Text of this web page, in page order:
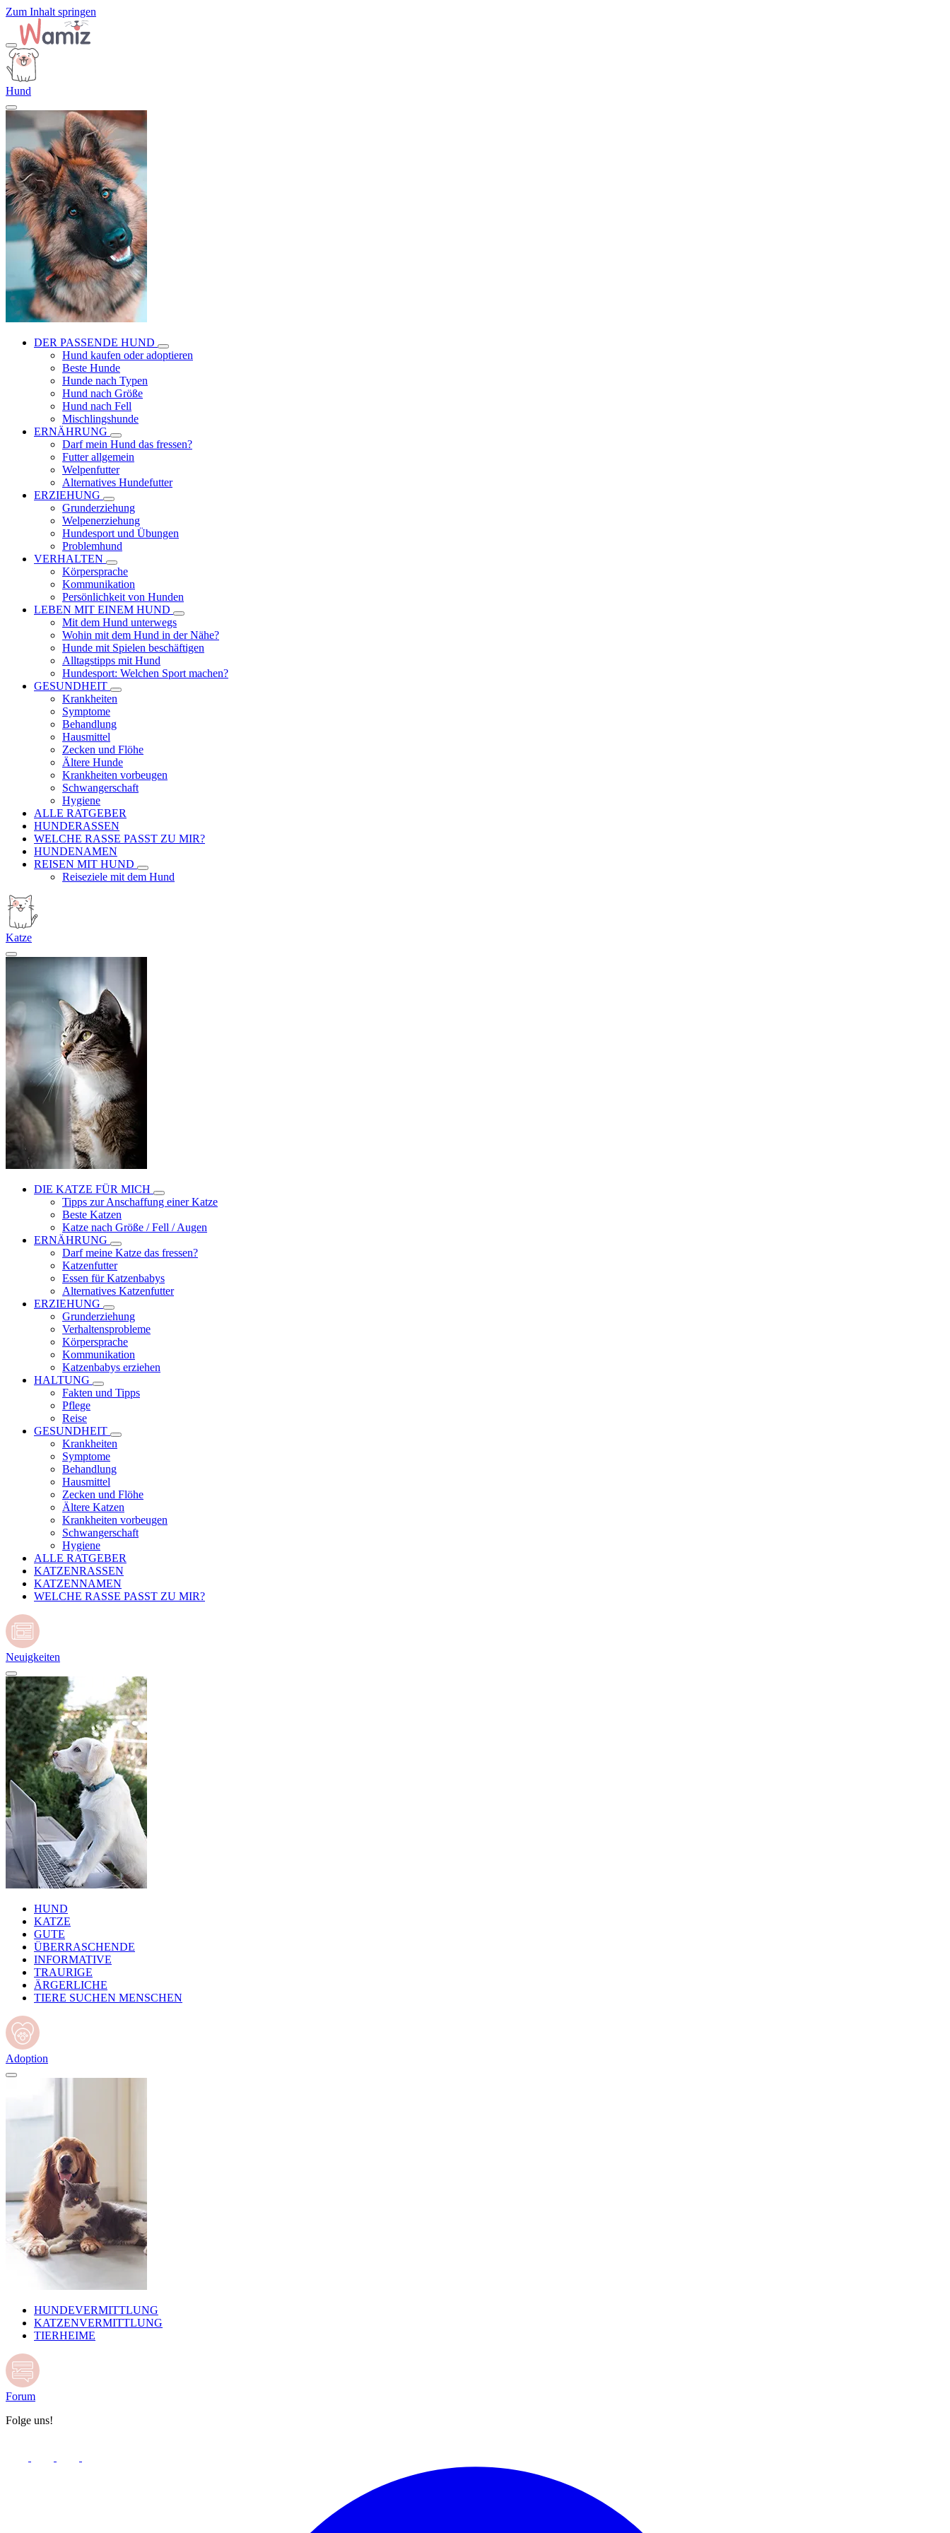
Zum Inhalt springen
Hund
DER PASSENDE HUND
Hund kaufen oder adoptieren
Beste Hunde
Hunde nach Typen
Hund nach Größe
Hund nach Fell
Mischlingshunde
ERNÄHRUNG
Darf mein Hund das fressen?
Futter allgemein
Welpenfutter
Alternatives Hundefutter
ERZIEHUNG
Grunderziehung
Welpenerziehung
Hundesport und Übungen
Problemhund
VERHALTEN
Körpersprache
Kommunikation
Persönlichkeit von Hunden
LEBEN MIT EINEM HUND
Mit dem Hund unterwegs
Wohin mit dem Hund in der Nähe?
Hunde mit Spielen beschäftigen
Alltagstipps mit Hund
Hundesport: Welchen Sport machen?
GESUNDHEIT
Krankheiten
Symptome
Behandlung
Hausmittel
Zecken und Flöhe
Ältere Hunde
Krankheiten vorbeugen
Schwangerschaft
Hygiene
ALLE RATGEBER
HUNDERASSEN
WELCHE RASSE PASST ZU MIR?
HUNDENAMEN
REISEN MIT HUND
Reiseziele mit dem Hund
Katze
DIE KATZE FÜR MICH
Tipps zur Anschaffung einer Katze
Beste Katzen
Katze nach Größe / Fell / Augen
ERNÄHRUNG
Darf meine Katze das fressen?
Katzenfutter
Essen für Katzenbabys
Alternatives Katzenfutter
ERZIEHUNG
Grunderziehung
Verhaltensprobleme
Körpersprache
Kommunikation
Katzenbabys erziehen
HALTUNG
Fakten und Tipps
Pflege
Reise
GESUNDHEIT
Krankheiten
Symptome
Behandlung
Hausmittel
Zecken und Flöhe
Ältere Katzen
Krankheiten vorbeugen
Schwangerschaft
Hygiene
ALLE RATGEBER
KATZENRASSEN
KATZENNAMEN
WELCHE RASSE PASST ZU MIR?
Neuigkeiten
HUND
KATZE
GUTE
ÜBERRASCHENDE
INFORMATIVE
TRAURIGE
ÄRGERLICHE
TIERE SUCHEN MENSCHEN
Adoption
HUNDEVERMITTLUNG
KATZENVERMITTLUNG
TIERHEIME
Forum
Folge uns!